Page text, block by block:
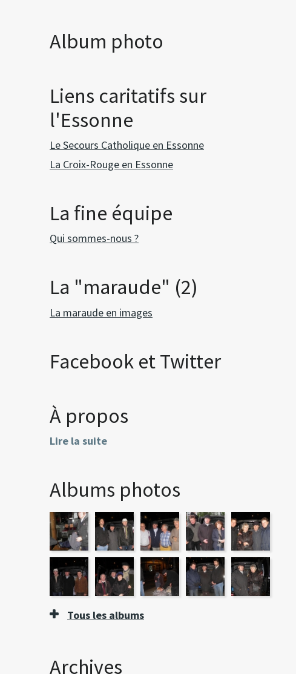
Album photo
Liens caritatifs sur
l'Essonne
Le Secours Catholique en Essonne
La Croix-Rouge en Essonne
La fine équipe
Qui sommes-nous ?
La "maraude" (2)
La maraude en images
Facebook et Twitter
À propos
Lire la suite
Albums photos
Tous les albums
Archives